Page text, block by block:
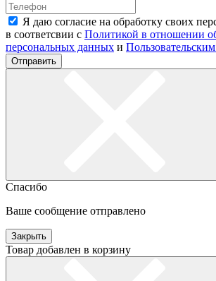
Я даю согласие на обработку своих
в соответсвии с Политикой в отношении
персональных данных и
Отправить
Спасибо
Ваше сообщение отправлено
Закрыть
Товар добавлен в корзину